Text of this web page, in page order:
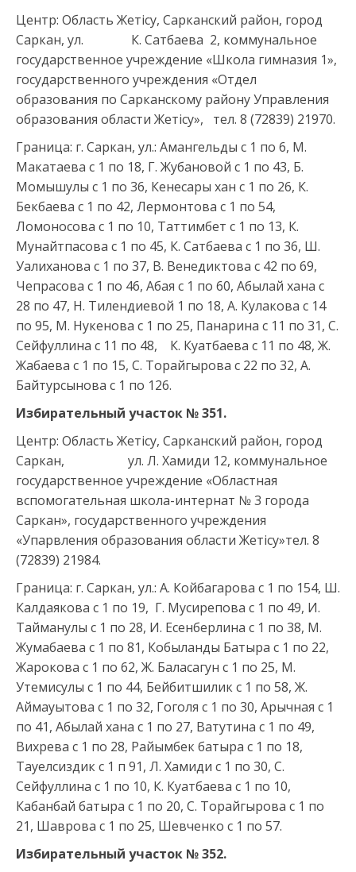
Центр: Область Жетісу, Сарканский район, город
Саркан, ул. К. Сатбаева 2, коммунальное
государственное учреждение «Школа гимназия 1»,
государственного учреждения «Отдел
образования по Сарканскому району Управления
образования области Жетісу», тел. 8 (72839) 21970.
Граница: г. Саркан, ул.: Амангельды с 1 по 6, М.
Макатаева с 1 по 18, Г. Жубановой с 1 по 43, Б.
Момышулы с 1 по 36, Кенесары хан с 1 по 26, К.
Бекбаева с 1 по 42, Лермонтова с 1 по 54,
Ломоносова с 1 по 10, Таттимбет с 1 по 13, К.
Мунайтпасова с 1 по 45, К. Сатбаева с 1 по 36, Ш.
Уалиханова с 1 по 37, В. Венедиктова с 42 по 69,
Чепрасова с 1 по 46, Абая с 1 по 60, Абылай хана с
28 по 47, Н. Тилендиевой 1 по 18, А. Кулакова с 14
по 95, М. Нукенова с 1 по 25, Панарина с 11 по 31, С.
Сейфуллина с 11 по 48, К. Куатбаева с 11 по 48, Ж.
Жабаева с 1 по 15, С. Торайгырова с 22 по 32, А.
Байтурсынова с 1 по 126.
Избирательный участок № 351.
Центр: Область Жетісу, Сарканский район, город
Саркан, ул. Л. Хамиди 12, коммунальное
государственное учреждение «Областная
вспомогательная школа-интернат № 3 города
Саркан», государственного учреждения
«Упарвления образования области Жетісу»тел. 8
(72839) 21984.
Граница: г. Саркан, ул.: А. Койбагарова с 1 по 154, Ш.
Калдаякова с 1 по 19, Г. Мусирепова с 1 по 49, И.
Тайманулы с 1 по 28, И. Есенберлина с 1 по 38, М.
Жумабаева с 1 по 81, Кобыланды Батыра с 1 по 22,
Жарокова с 1 по 62, Ж. Баласагун с 1 по 25, М.
Утемисулы с 1 по 44, Бейбитшилик с 1 по 58, Ж.
Аймауытова с 1 по 32, Гоголя с 1 по 30, Арычная с 1
по 41, Абылай хана с 1 по 27, Ватутина с 1 по 49,
Вихрева с 1 по 28, Райымбек батыра с 1 по 18,
Тауелсиздик с 1 п 91, Л. Хамиди с 1 по 30, С.
Сейфуллина с 1 по 10, К. Куатбаева с 1 по 10,
Кабанбай батыра с 1 по 20, С. Торайгырова с 1 по
21, Шаврова с 1 по 25, Шевченко с 1 по 57.
Избирательный участок № 352.